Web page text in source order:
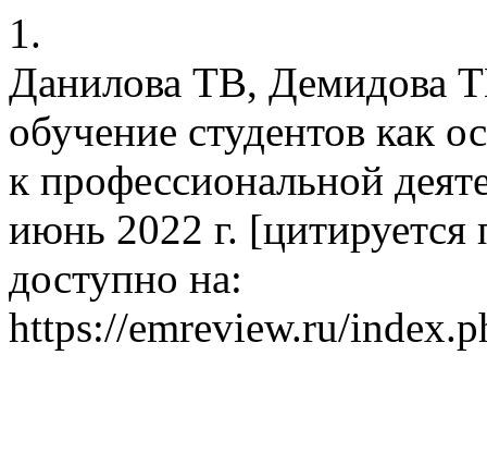
1.
Данилова ТВ, Демидова
обучение студентов как
к профессиональной
июнь 2022 г. [цитируется
доступно на:
https://emreview.ru/